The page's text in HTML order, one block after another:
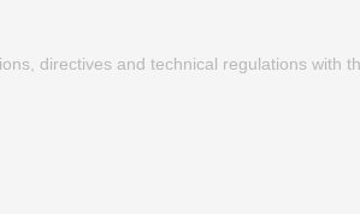
directives and technical regulations with